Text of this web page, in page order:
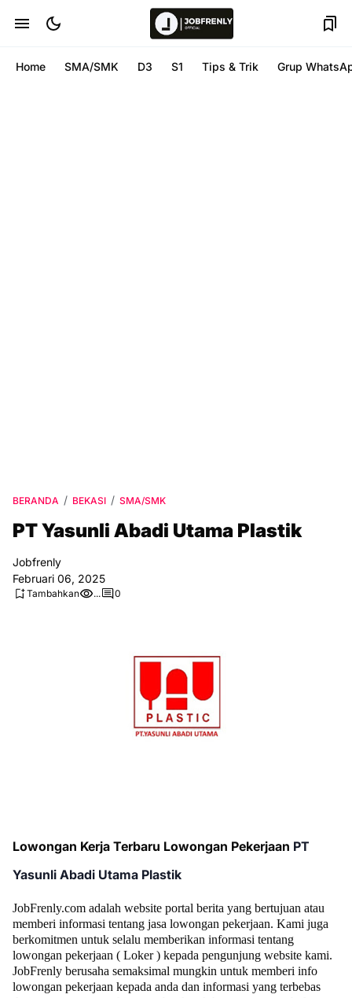
Home SMA/SMK D3 S1 Tips & Trik Grup
BERANDA BEKASI SMA/SMK
PT Yasunli Abadi Utama Plastik
Jobfrenly
Februari 06, 2025
Tambahkan ... 0
Lowongan Kerja Terbaru Lowongan Pekerjaan PT
Yasunli Abadi Utama Plastik
JobFrenly.com adalah website portal berita yang bertujuan atau
memberi informasi tentang jasa lowongan pekerjaan. Kami juga
berkomitmen untuk selalu memberikan informasi tentang
lowongan pekerjaan ( Loker ) kepada pengunjung website kami.
JobFrenly berusaha semaksimal mungkin untuk memberi info
lowongan pekerjaan kepada anda dan informasi yang terbebas